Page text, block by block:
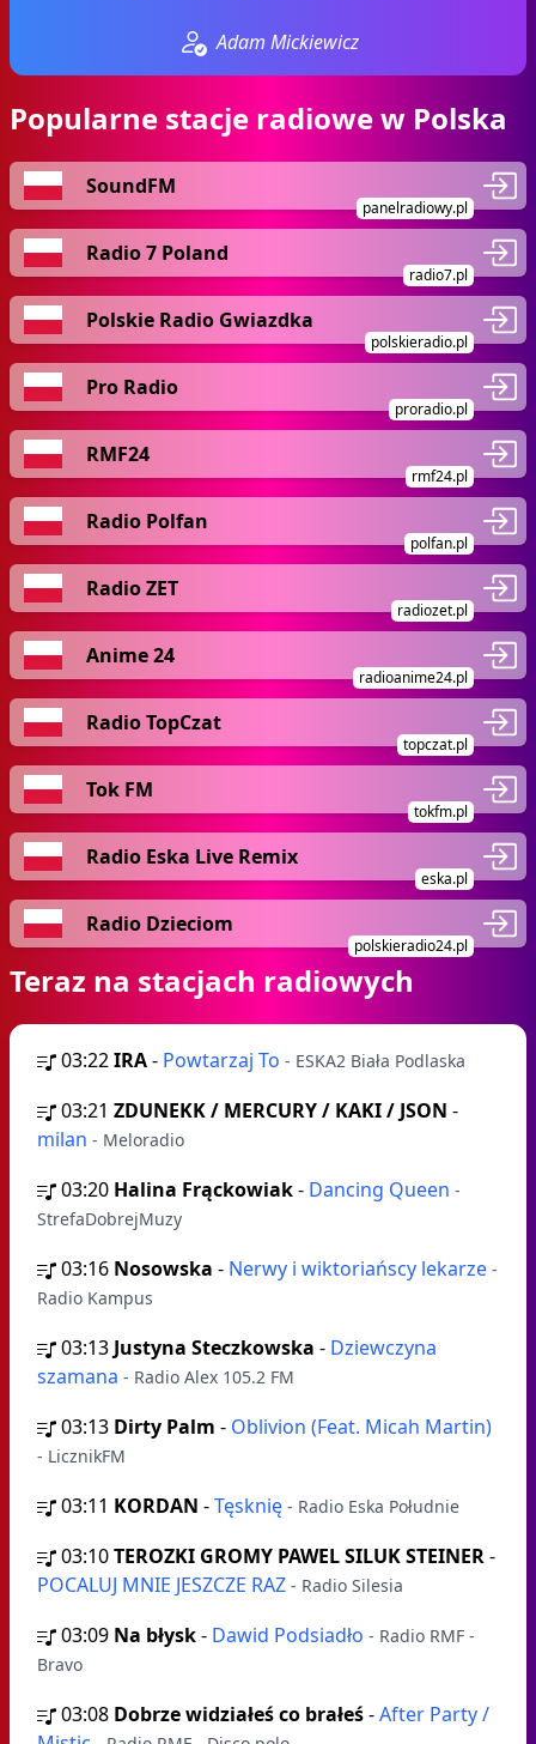
Adam Mickiewicz
Popularne stacje radiowe w Polska
SoundFM
panelradiowy.pl
Radio 7 Poland
radio7.pl
Polskie Radio Gwiazdka
polskieradio.pl
Pro Radio
proradio.pl
RMF24
rmf24.pl
Radio Polfan
polfan.pl
Radio ZET
radiozet.pl
Anime 24
radioanime24.pl
Radio TopCzat
topczat.pl
Tok FM
tokfm.pl
Radio Eska Live Remix
eska.pl
Radio Dzieciom
polskieradio24.pl
Teraz na stacjach radiowych
03:22IRA- Powtarzaj To - ESKA2 Biała Podlaska
03:21 ZDUNEKK / MERCURY / KAKI / JSON -
milan - Meloradio
03:20 Halina Frąckowiak- Dancing Queen -
StrefaDobrejMuzy
03:16 Nosowska - Nerwy i wiktoriańscy lekarze -
Radio Kampus
03:13 Justyna Steczkowska - Dziewczyna
szamana - Radio Alex 105.2 FM
03:13 Dirty Palm - Oblivion (Feat. Micah Martin)
- LicznikFM
03:11 KORDAN -Tęsknię - Radio Eska Południe
03:10TEROZKI GROMY PAWEL SILUK STEINER-
POCALUJ MNIE JESZCZE RAZ - Radio Silesia
03:09 Na błysk- Dawid Podsiadło - Radio RMF -
Bravo
03:08 Dobrze widziałeś co brałeś-After Party /